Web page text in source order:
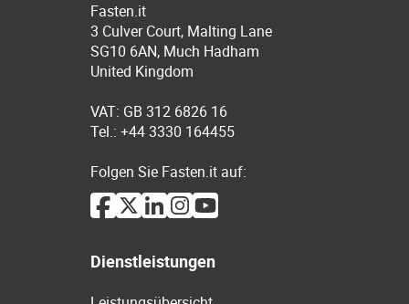
Fasten.it
3 Culver Court, Malting Lane
SG10 6AN, Much Hadham
United Kingdom
VAT: GB 312 6826 16
Tel.: +44 3330 164455
Folgen Sie Fasten.it auf:
Dienstleistungen